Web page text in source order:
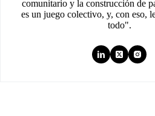
comunitario y la construcción de
es un juego colectivo, y, con eso,
todo".